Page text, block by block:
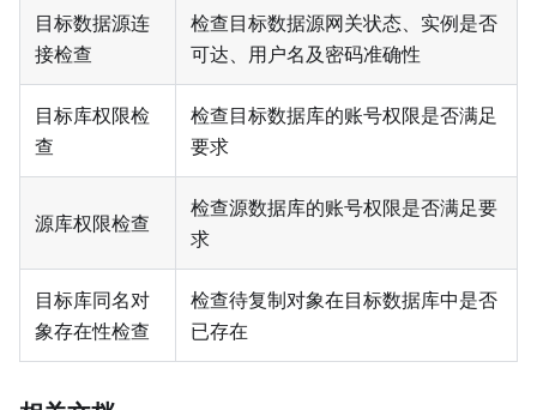
目标数据源连
接检查
检查目标数据源网关状态、实例是否
可达、用户名及密码准确性
目标库权限检
查
检查目标数据库的账号权限是否满足
要求
源库权限检查
检查源数据库的账号权限是否满足要
求
目标库同名对
象存在性检查
检查待复制对象在目标数据库中是否
已存在